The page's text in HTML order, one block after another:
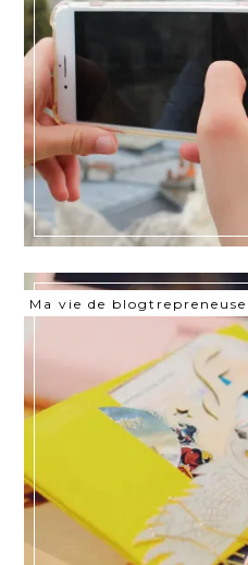
Ma vie de blogtrepreneuse